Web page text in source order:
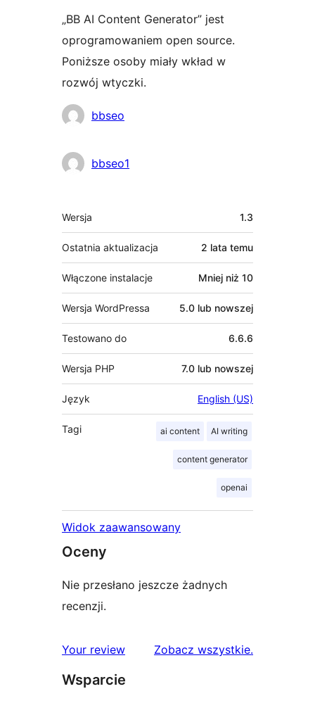
„BB AI Content Generator” jest
oprogramowaniem open source.
Poniższe osoby miały wkład w
rozwój wtyczki.
Zaangażowani
bbseo
bbseo1
Meta
Wersja 1.3
Ostatnia aktualizacja 2 lata temu
Włączone instalacje Mniej niż 10
Wersja WordPressa 5.0 lub nowszej
Testowano do 6.6.6
Wersja PHP 7.0 lub nowszej
Język English (US)
Tagi ai content AI writing
content generator
openai
Widok zaawansowany
Oceny
Nie przesłano jeszcze żadnych
recenzji.
Your review Zobacz wszystkierecenzje
.
Wsparcie